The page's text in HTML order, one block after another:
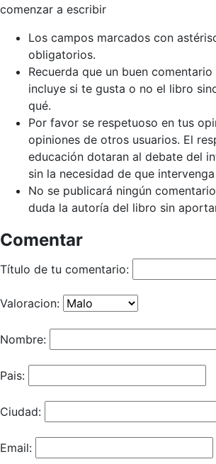
comenzar a escribir
Los campos marcados con
obligatorios.
Recuerda que un buen
incluye si te gusta o no el libro
qué.
Por favor se respetuoso en tus
opiniones de otros usuarios. El
educación dotaran al debate del
sin la necesidad de que
No se publicará ningún
duda la autoría del libro sin
Comentar
Título de tu comentario:
Valoracion:
Nombre:
Pais:
Ciudad:
Email: